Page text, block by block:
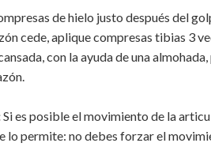
de hielo justo después del
cede, aplique compresas tibias 3
con la ayuda de una
Si es posible el movimiento de la
lo permite: no debes forzar el